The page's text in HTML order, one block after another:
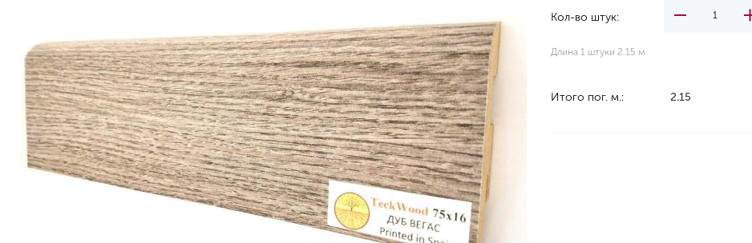
Кол-во штук:
Длина 1 штуки 2.15 м
Итого пог. м.: 2.15